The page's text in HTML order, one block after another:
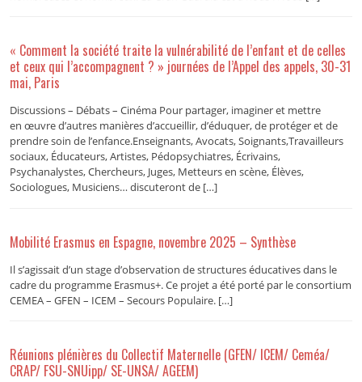
« Comment la société traite la vulnérabilité de l’enfant et de celles
et ceux qui l’accompagnent ? » journées de l’Appel des appels, 30-31
mai, Paris
Discussions – Débats – Cinéma Pour partager, imaginer et mettre
en œuvre d’autres manières d’accueillir, d’éduquer, de protéger et de
prendre soin de l’enfance.Enseignants, Avocats, Soignants,Travailleurs
sociaux, Éducateurs, Artistes, Pédopsychiatres, Écrivains,
Psychanalystes, Chercheurs, Juges, Metteurs en scène, Élèves,
Sociologues, Musiciens… discuteront de […]
Mobilité Erasmus en Espagne, novembre 2025 – Synthèse
Il s’agissait d’un stage d’observation de structures éducatives dans le
cadre du programme Erasmus+. Ce projet a été porté par le consortium
CEMEA – GFEN – ICEM – Secours Populaire. […]
Réunions plénières du Collectif Maternelle (GFEN/ ICEM/ Ceméa/
CRAP/ FSU-SNUipp/ SE-UNSA/ AGEEM)